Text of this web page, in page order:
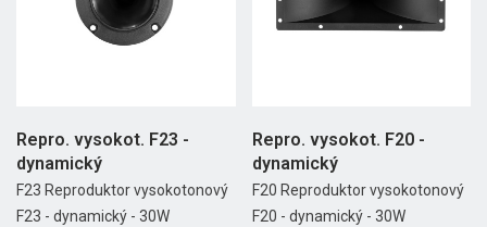
Repro. vysokot. F23 -
dynamický
F23 Reproduktor vysokotonový
F23 - dynamický - 30W
Repro. vysokot. F20 -
dynamický
F20 Reproduktor vysokotonový
F20 - dynamický - 30W